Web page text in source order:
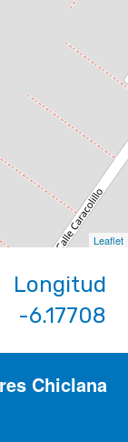
Leaflet
-6.17708
Chiclana